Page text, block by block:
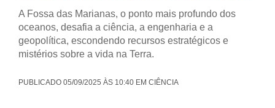
A Fossa das Marianas, o ponto mais profundo dos
oceanos, desafia a ciência, a engenharia e a
geopolítica, escondendo recursos estratégicos e
mistérios sobre a vida na Terra.
PUBLICADO 05/09/2025 ÀS 10:40 EM CIÊNCIA